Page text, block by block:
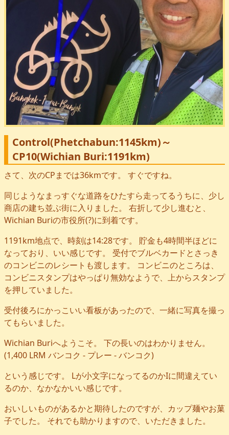
Control(Phetchabun:1145km)～
CP10(Wichian Buri:1191km)
さて、次のCPまでは36kmです。 すぐですね。
同じようなまっすぐな道路をひたすら走ってるうちに、少し
商店の建ち並ぶ街に入りました。 右折して少し進むと、
Wichian Buriの市役所(?)に到着です。
1191km地点で、時刻は14:28です。 貯金も4時間半ほどに
なっており、いい感じです。 受付でブルベカードとさっき
のコンビニのレシートも渡します。 コンビニのところは、
コンビニスタンプはやっぱり無効なようで、上からスタンプ
を押していました。
受付後ろにかっこいい看板があったので、一緒に写真を撮っ
てもらいました。
Wichian Buriへようこそ。 下の長いのはわかりません。
(1,400 LRM バンコク - プレー - バンコク)
という感じです。 Lが小文字になってるのかIに間違えてい
るのか、なかなかいい感じです。
おいしいものがあるかと期待したのですが、カップ麺やお菓
子でした。 それでも助かりますので、いただきました。